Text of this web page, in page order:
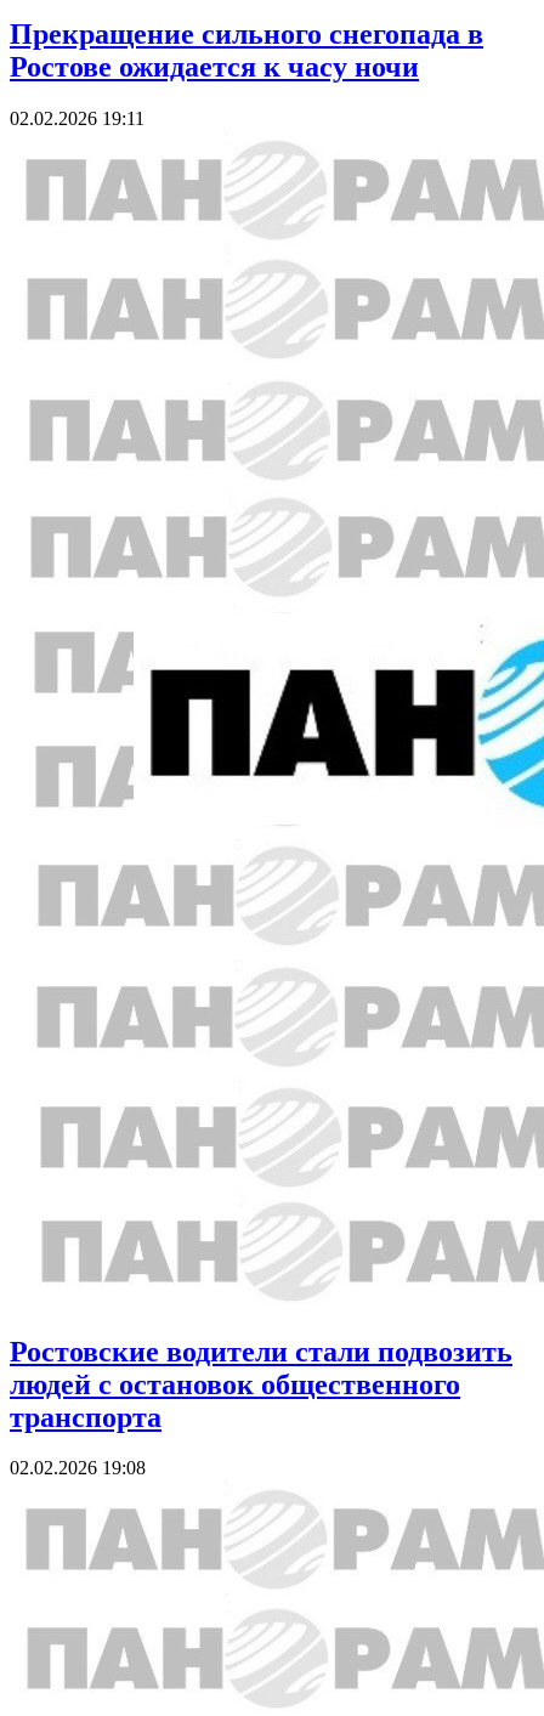
Прекращение сильного снегопада в
Ростове ожидается к часу ночи
02.02.2026 19:11
Ростовские водители стали подвозить
людей с остановок общественного
транспорта
02.02.2026 19:08